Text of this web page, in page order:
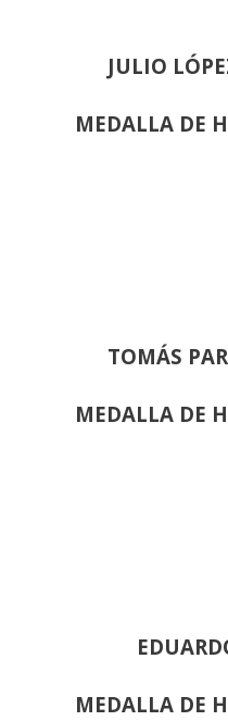
JULIO
MEDALLA DE
TOMÁS
MEDALLA DE
MEDALLA DE